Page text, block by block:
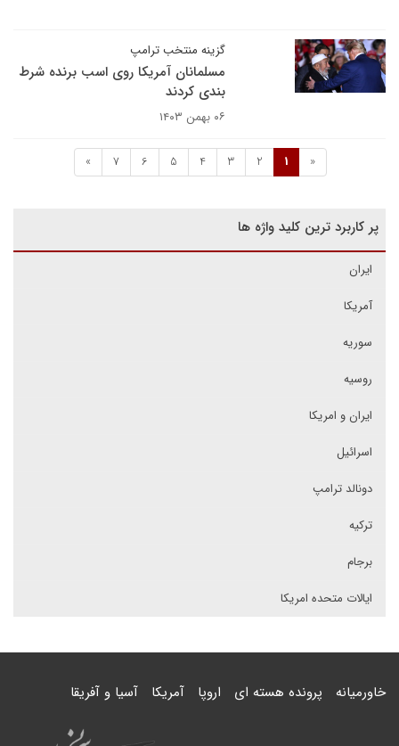
گزینه منتخب ترامپ
مسلمانان آمریکا روی اسب برنده شرط
بندی کردند
۰۶ بهمن ۱۴۰۳
«
1
2
3
4
5
6
7
»
پر کاربرد ترین کلید واژه ها
ایران
آمریکا
سوریه
روسیه
ایران و امریکا
اسرائیل
دونالد ترامپ
ترکیه
برجام
ایالات متحده امریکا
خاورمیانه پرونده هسته ای اروپا آمریکا آسیا و آفریقا